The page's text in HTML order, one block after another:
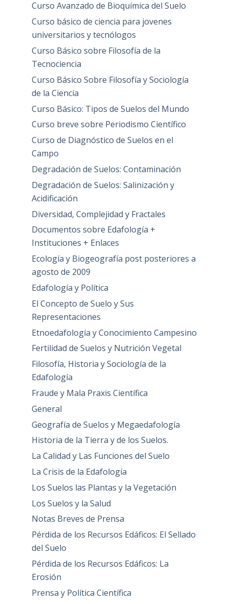
Curso Avanzado de Bioquímica del Suelo
Curso básico de ciencia para jovenes
universitarios y tecnólogos
Curso Básico sobre Filosofía de la
Tecnociencia
Curso Básico Sobre Filosofía y Sociología
de la Ciencia
Curso Básico: Tipos de Suelos del Mundo
Curso breve sobre Periodismo Científico
Curso de Diagnóstico de Suelos en el
Campo
Degradación de Suelos: Contaminación
Degradación de Suelos: Salinización y
Acidificación
Diversidad, Complejidad y Fractales
Documentos sobre Edafología +
Instituciones + Enlaces
Ecología y Biogeografía post posteriores a
agosto de 2009
Edafología y Política
El Concepto de Suelo y Sus
Representaciones
Etnoedafología y Conocimiento Campesino
Fertilidad de Suelos y Nutrición Vegetal
Filosofía, Historia y Sociología de la
Edafología
Fraude y Mala Praxis Científica
General
Geografía de Suelos y Megaedafología
Historia de la Tierra y de los Suelos.
La Calidad y Las Funciones del Suelo
La Crisis de la Edafología
Los Suelos las Plantas y la Vegetación
Los Suelos y la Salud
Notas Breves de Prensa
Pérdida de los Recursos Edáficos: El Sellado
del Suelo
Pérdida de los Recursos Edáficos: La
Erosión
Prensa y Política Científica